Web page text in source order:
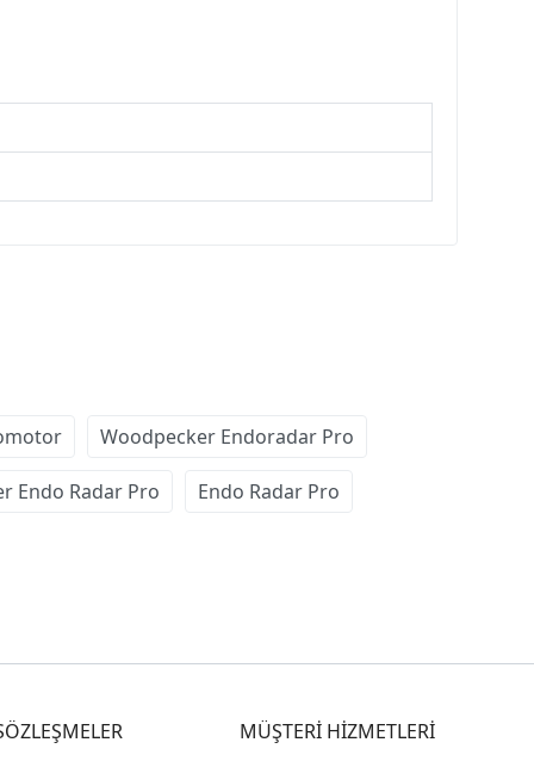
Woodpecker Endoradar Pro
Endo Radar Pro Endo Radar Pro
MÜŞTERİ HİZMETLERİ